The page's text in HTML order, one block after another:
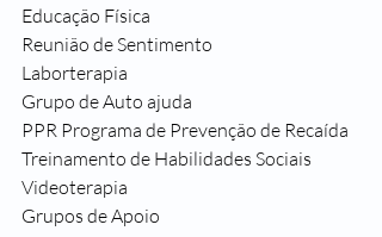
Educação Física
Reunião de Sentimento
Laborterapia
Grupo de Auto ajuda
PPR Programa de Prevenção de Recaída
Treinamento de Habilidades Sociais
Videoterapia
Grupos de Apoio